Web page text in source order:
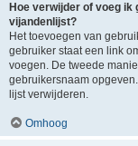
Hoe verwijder of voeg ik
vijandenlijst?
Het toevoegen van
gebruiker staat een link
voegen. De tweede
gebruikersnaam
lijst verwijderen.
Omhoog